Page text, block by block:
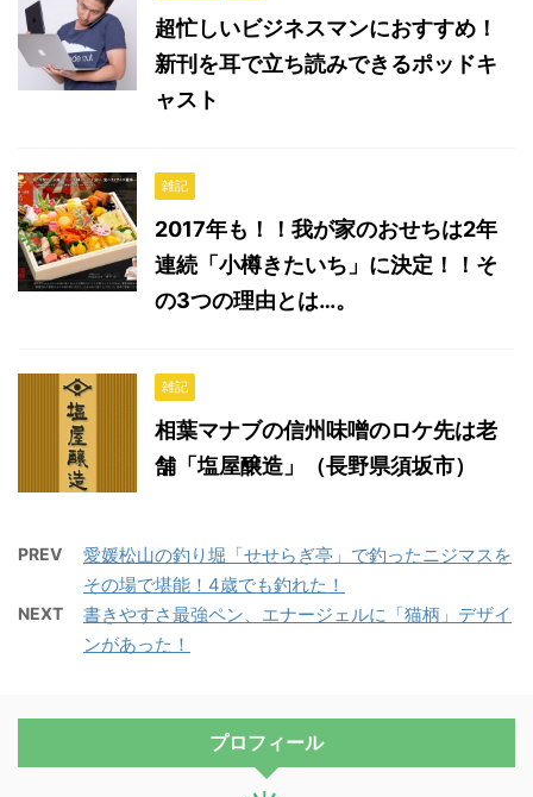
超忙しいビジネスマンにおすすめ！
新刊を耳で立ち読みできるポッドキ
ャスト
雑記
2017年も！！我が家のおせちは2年
連続「小樽きたいち」に決定！！そ
の3つの理由とは…。
雑記
相葉マナブの信州味噌のロケ先は老
舗「塩屋醸造」（長野県須坂市）
PREV
愛媛松山の釣り堀「せせらぎ亭」で釣ったニジマスを
その場で堪能！4歳でも釣れた！
NEXT
書きやすさ最強ペン、エナージェルに「猫柄」デザイ
ンがあった！
プロフィール